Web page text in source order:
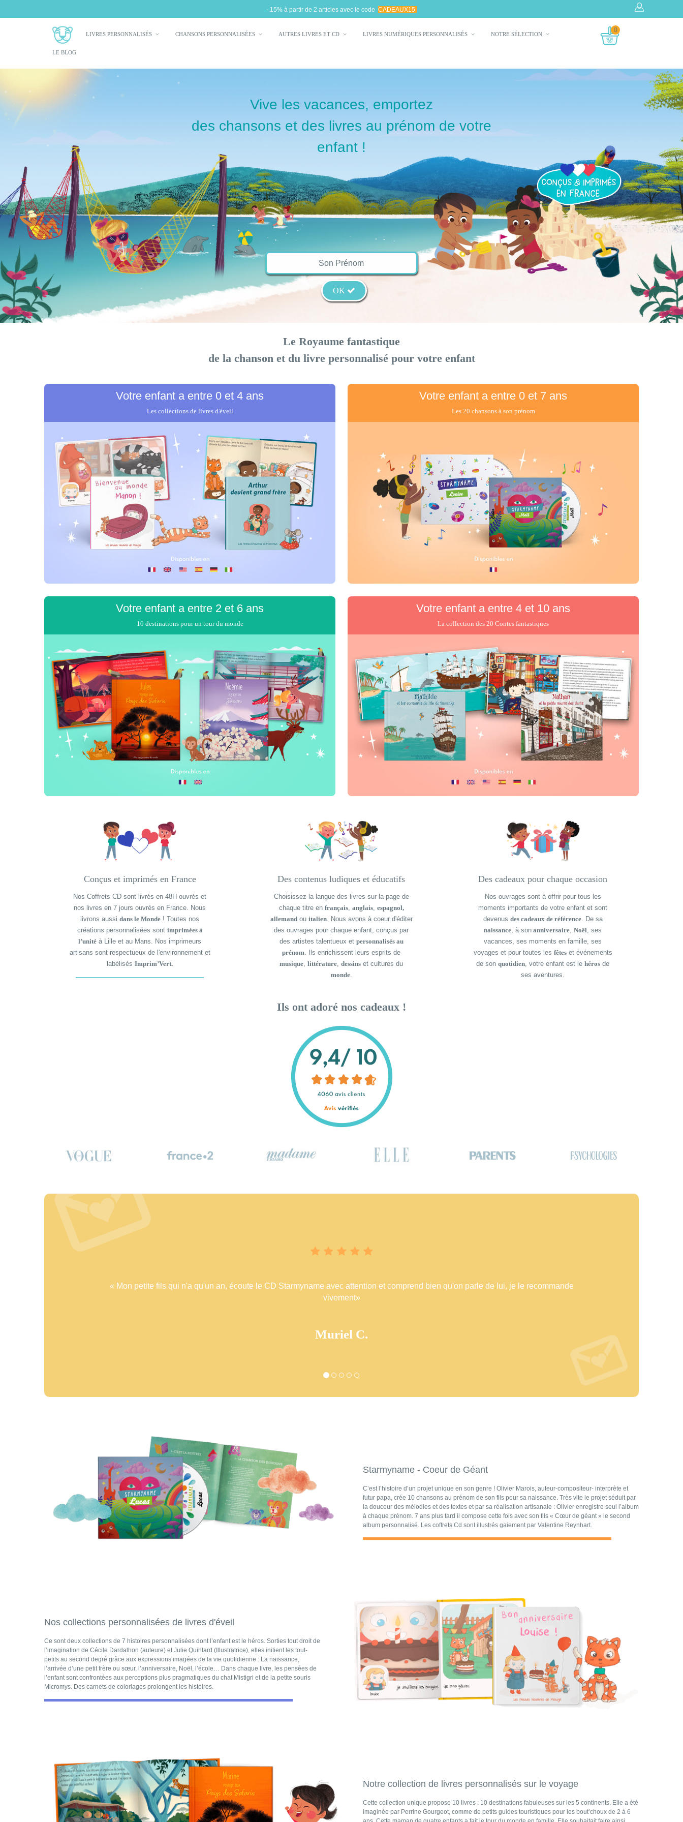
- 15% à partir de 2 articles avec le code CADEAUX15
0
LIVRES PERSONNALISÉS CHANSONS PERSONNALISÉES AUTRES LIVRES ET CD LIVRES NUMÉRIQUES PERSONNALISÉS NOTRE SÉLECTION
LE BLOG
Vive les vacances, emportez
des chansons et des livres au prénom de votre
enfant !
OK
Le Royaume fantastique
de la chanson et du livre personnalisé pour votre enfant
Votre enfant a entre 0 et 4 ans
Les collections de livres d'éveil
Je découvre ses histoires
Votre enfant a entre 2 et 6 ans
10 destinations pour un tour du monde
Je réserve ses voyages
Votre enfant a entre 0 et 7 ans
Les 20 chansons à son prénom
J'écoute ses chansons
Votre enfant a entre 4 et 10 ans
La collection des 20 Contes fantastiques
Je choisis ses aventures
Conçus et imprimés en France
Nos Coffrets CD sont livrés en 48H ouvrés et
nos livres en 7 jours ouvrés en France. Nous
livrons aussi dans le Monde ! Toutes nos
créations personnalisées sont imprimées à
l’unité à Lille et au Mans. Nos imprimeurs
artisans sont respectueux de l'environnement et
labélisés Imprim’Vert.
Fabriqué en France
Des contenus ludiques et éducatifs
Choisissez la langue des livres sur la page de
chaque titre en français, anglais, espagnol,
allemandou italien. Nous avons à coeur d'éditer
des ouvrages pour chaque enfant, conçus par
des artistes talentueux et personnalisés au
prénom . Ils enrichissent leurs esprits de
musique ,littérature ,dessins et cultures du
monde.
Des contenus ludiques et éducatifs
Des contenus ludiques
et éducatifs
Des cadeaux pour chaque occasion
Nos ouvrages sont à offrir pour tous les
moments importants de votre enfant et sont
devenus des cadeaux de référence. De sa
naissance , à son anniversaire ,Noël , ses
vacances, ses moments en famille, ses
voyages et pour toutes les fêteset événements
de sonquotidien , votre enfant est lehéros de
ses aventures.
Des cadeaux pour chaque occasion
Des cadeaux pour
chaque occasion
Ils ont adoré nos cadeaux !
Logo Vogue
Logo
Logo Psychologies
Logo
« Super idée personnalisée, super produit et quelle diversité !! »
Adeline F.
Starmyname - Coeur de Géant
C’est l’histoire d’un projet unique en son genre ! Olivier Marois, auteur-compositeur- interprète et
futur papa, crée 10 chansons au prénom de son fils pour sa naissance. Très vite le projet séduit par
la douceur des mélodies et des textes et par sa réalisation artisanale : Olivier enregistre seul l’album
à chaque prénom. 7 ans plus tard il compose cette fois avec son fils « Cœur de géant » le second
album personnalisé. Les coffrets Cd sont illustrés gaiement par Valentine Reynhart.
Nos collections personnalisées de livres d'éveil
Ce sont deux collections de 7 histoires personnalisées dont l’enfant est le héros. Sorties tout droit de
l’imagination de Cécile Dardalhon (auteure) et Julie Quintard (Illustratrice), elles initient les tout-
petits au second degré grâce aux expressions imagées de la vie quotidienne : La naissance,
l’arrivée d’une petit frère ou sœur, l’anniversaire, Noël, l’école… Dans chaque livre, les pensées de
l’enfant sont confrontées aux perceptions plus pragmatiques du chat Mistigri et de la petite souris
Micromys. Des carnets de coloriages prolongent les histoires.
Notre collection de livres personnalisés sur le voyage
Cette collection unique propose 10 livres : 10 destinations fabuleuses sur les 5 continents. Elle a été
imaginée par Perrine Gourgeot, comme de petits guides touristiques pour les bout’choux de 2 à 6